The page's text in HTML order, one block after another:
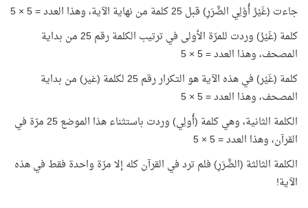
جاءت (غَيْرُ أُوْلِي الضَّرَرِ) قبل 25 كلمة من نهاية الآية، وهذا العدد = 5 × 5
كلمة (غَيْرُ) وردت للمرّة الأولى في ترتيب الكلمة رقم 25 من بداية
المصحف، وهذا العدد = 5 × 5
كلمة (غَيْر) في هذه الآية هو التكرار رقم 25 لكلمة (غير) من بداية
المصحف، وهذا العدد = 5 × 5
الكلمة الثانية، وهي كلمة (أُولِي) وردت باستثناء هذا الموضع 25 مرّة في
القرآن، وهذا العدد = 5 × 5
الكلمة الثالثة (الضَّرَرِ) فلم ترد في القرآن كله إلا مرّة واحدة فقط في هذه
الآية!